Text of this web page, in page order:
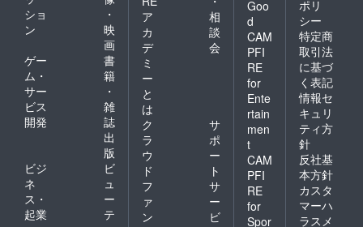
ショ
ン
・
映
画
ゲー
ム・
サー
ビス
開発
書
籍
・
雑
誌
出
版
ビジ
ネ
ス・
起業
ビ
ュ
ー
テ
ア
カ
デ
ミ
ー
と
は
相
談
会
ク
ラ
ウ
ド
フ
ァ
ン
サ
ポ
ー
ト
サ
ー
ビ
Goo
d
CAM
PFI
RE
for
Ente
rtain
men
t
CAM
PFI
RE
for
Spor
ポリ
シー
特定商
取引法
に基づ
く表記
情報セ
キュリ
ティ方
針
反社基
本方針
カスタ
マーハ
ラスメ